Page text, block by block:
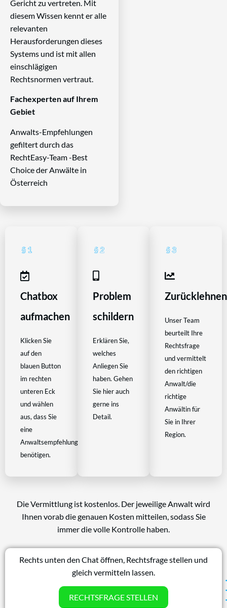
Gericht zu vertreten. Mit
diesem Wissen kennt er alle
relevanten
Herausforderungen dieses
Systems und ist mit allen
einschlägigen
Rechtsnormen vertraut.
Fachexperten auf Ihrem
Gebiet
Anwalts-Empfehlungen
gefiltert durch das
RechtEasy-Team -Best
Choice der Anwälte in
Österreich
Chatbox
aufmachen
Klicken Sie
auf den
blauen Button
im rechten
unteren Eck
und wählen
aus, dass Sie
eine
Anwaltsempfehlung
benötigen.
Problem
schildern
Erklären Sie,
welches
Anliegen Sie
haben. Gehen
Sie hier auch
gerne ins
Detail.
Zurücklehnen
Unser Team
beurteilt Ihre
Rechtsfrage
und vermittelt
den richtigen
Anwalt/die
richtige
Anwältin für
Sie in Ihrer
Region.
Die Vermittlung ist kostenlos. Der jeweilige Anwalt wird
Ihnen vorab die genauen Kosten mitteilen, sodass Sie
immer die volle Kontrolle haben.
Rechts unten den Chat öffnen, Rechtsfrage stellen und
gleich vermitteln lassen.
RECHTSFRAGE STELLEN